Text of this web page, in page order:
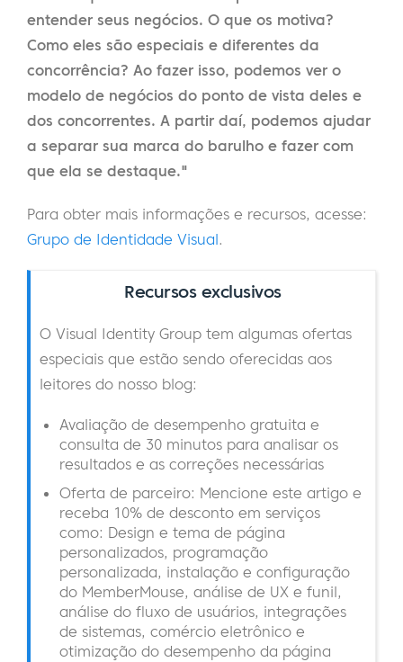
entender seus negócios. O que os motiva?
Como eles são especiais e diferentes da
concorrência? Ao fazer isso, podemos ver o
modelo de negócios do ponto de vista deles e
dos concorrentes. A partir daí, podemos ajudar
a separar sua marca do barulho e fazer com
que ela se destaque."
Para obter mais informações e recursos, acesse:
Grupo de Identidade Visual.
Recursos exclusivos
O Visual Identity Group tem algumas ofertas
especiais que estão sendo oferecidas aos
leitores do nosso blog:
Avaliação de desempenho gratuita e
consulta de 30 minutos para analisar os
resultados e as correções necessárias
Oferta de parceiro: Mencione este artigo e
receba 10% de desconto em serviços
como: Design e tema de página
personalizados, programação
personalizada, instalação e configuração
do MemberMouse, análise de UX e funil,
análise do fluxo de usuários, integrações
de sistemas, comércio eletrônico e
otimização do desempenho da página